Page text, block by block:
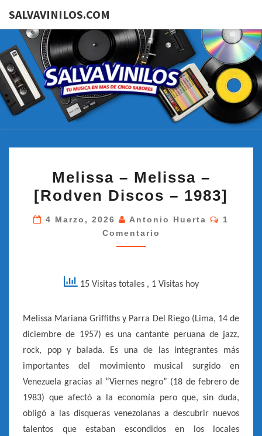
SALVAVINILOS.COM
Tu
Música
En Más
Sabores
MELISSA
Melissa – Melissa –
[Rodven Discos – 1983]
4 Marzo, 2026 Antonio Huerta
1
Comentario
15 Visitas totales , 1 Visitas hoy
Melissa Mariana Griffiths y Parra Del Riego (Lima, 14 de
diciembre de 1957) es una cantante peruana de jazz,
rock, pop y balada. Es una de las integrantes más
importantes del movimiento musical surgido en
Venezuela gracias al “Viernes negro” (18 de febrero de
1983) que afectó a la economía pero que, sin duda,
obligó a las disqueras venezolanas a descubrir nuevos
talentos que estaban escondidos en los locales